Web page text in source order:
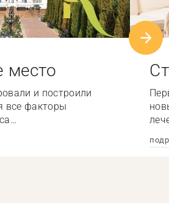
место
и построили
все факторы